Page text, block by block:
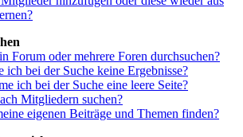
Forum oder mehrere Foren durchsuchen?
ich bei der Suche keine Ergebnisse?
ich bei der Suche eine leere Seite?
Mitgliedern suchen?
eigenen Beiträge und Themen finden?